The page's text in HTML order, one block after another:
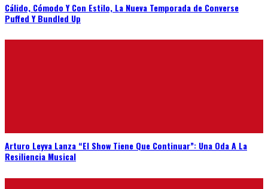
Cálido, Cómodo Y Con Estilo, La Nueva Temporada de Converse
Puffed Y Bundled Up
Arturo Leyva Lanza “El Show Tiene Que Continuar”: Una Oda A La
Resiliencia Musical